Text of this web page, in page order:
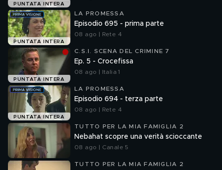
PUNTATA INTERA
PUNTATA INTERA
LA PROMESSA
Episodio 695 - prima parte
08 ago | Rete 4
PUNTATA INTERA
C.S.I. SCENA DEL CRIMINE 7
Ep. 5 - Crocefissa
08 ago | Italia 1
PUNTATA INTERA
LA PROMESSA
Episodio 694 - terza parte
08 ago | Rete 4
TUTTO PER LA MIA FAMIGLIA 2
Nebahat scopre una verità scioccante
08 ago | Canale 5
TUTTO PER LA MIA FAMIGLIA 2